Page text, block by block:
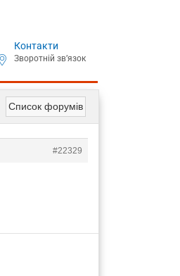
Контакти
Список форумів
#22329